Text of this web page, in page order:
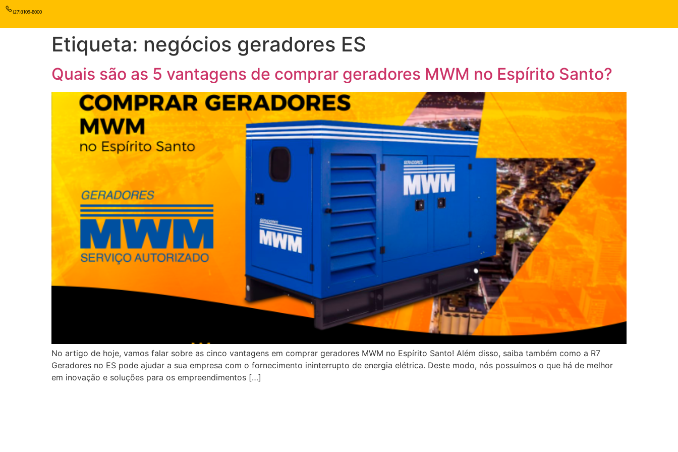
(27)3109-8000
Etiqueta: negócios geradores ES
Quais são as 5 vantagens de comprar geradores MWM no Espírito Santo?
No artigo de hoje, vamos falar sobre as cinco vantagens em comprar geradores MWM no Espírito Santo! Além disso, saiba também como a R7
Geradores no ES pode ajudar a sua empresa com o fornecimento ininterrupto de energia elétrica. Deste modo, nós possuímos o que há de melhor
em inovação e soluções para os empreendimentos […]